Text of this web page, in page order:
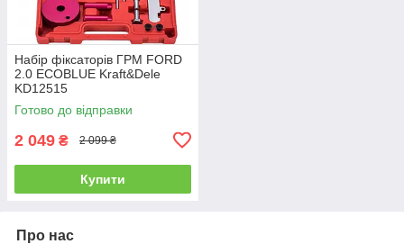
Набір фіксаторів ГРМ FORD
2.0 ECOBLUE Kraft&Dele
KD12515
Готово до відправки
2 049 ₴ 2 099 ₴
Купити
Про нас